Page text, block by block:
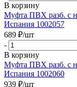
В корзину
Муфта ПВХ разб. с
Испания 1002057
689 ₽/шт
-
В корзину
Муфта ПВХ разб. с
Испания 1002060
939 ₽/шт